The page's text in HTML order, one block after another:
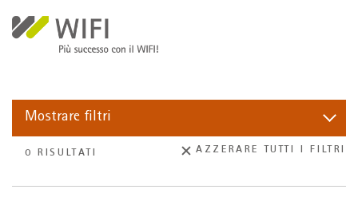
Mostrare filtri
0 RISULTATI AZZERARE TUTTI I FILTRI